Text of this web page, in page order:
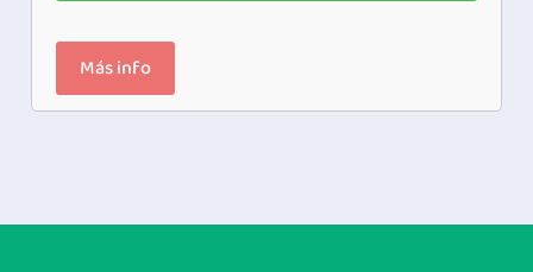
Más info